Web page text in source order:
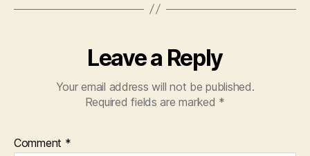
Leave a Reply
Your email address will not be published.
Required fields are marked *
Comment *